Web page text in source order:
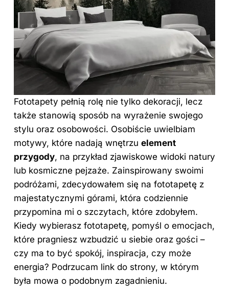
Fototapety pełnią rolę nie tylko dekoracji, lecz
także stanowią sposób na wyrażenie swojego
stylu oraz osobowości. Osobiście uwielbiam
motywy, które nadają wnętrzu element
przygody, na przykład zjawiskowe widoki natury
lub kosmiczne pejzaże. Zainspirowany swoimi
podróżami, zdecydowałem się na fototapetę z
majestatycznymi górami, która codziennie
przypomina mi o szczytach, które zdobyłem.
Kiedy wybierasz fototapetę, pomyśl o emocjach,
które pragniesz wzbudzić u siebie oraz gości –
czy ma to być spokój, inspiracja, czy może
energia? Podrzucam link do strony, w którym
była mowa o podobnym zagadnieniu.